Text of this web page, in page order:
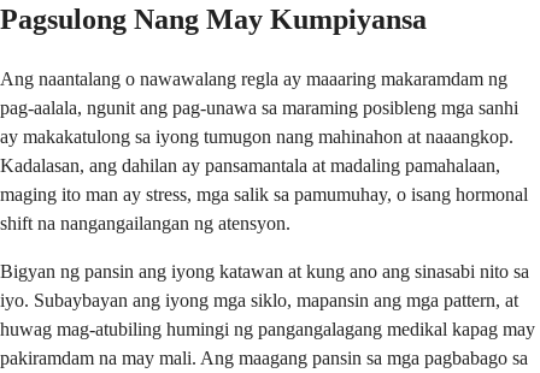
Pagsulong Nang May Kumpiyansa
Ang naantalang o nawawalang regla ay maaaring makaramdam ng
pag-aalala, ngunit ang pag-unawa sa maraming posibleng mga sanhi
ay makakatulong sa iyong tumugon nang mahinahon at naaangkop.
Kadalasan, ang dahilan ay pansamantala at madaling pamahalaan,
maging ito man ay stress, mga salik sa pamumuhay, o isang hormonal
shift na nangangailangan ng atensyon.
Bigyan ng pansin ang iyong katawan at kung ano ang sinasabi nito sa
iyo. Subaybayan ang iyong mga siklo, mapansin ang mga pattern, at
huwag mag-atubiling humingi ng pangangalagang medikal kapag may
pakiramdam na may mali. Ang maagang pansin sa mga pagbabago sa